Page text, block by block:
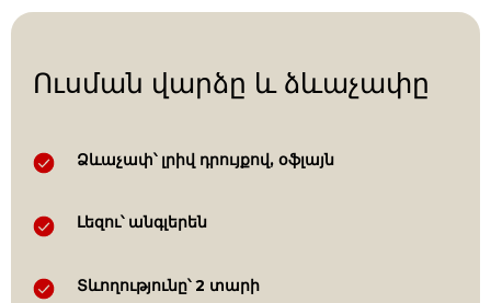
Ուսման վարձը և ձևաչափը
Ձևաչափ՝ լրիվ դրույքով, օֆլայն
Լեզու՝ անգլերեն
Տևողությունը՝ 2 տարի